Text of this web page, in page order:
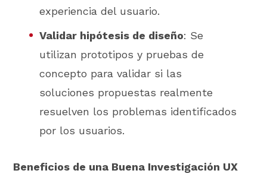
experiencia del usuario.
Validar hipótesis de diseño: Se
utilizan prototipos y pruebas de
concepto para validar si las
soluciones propuestas realmente
resuelven los problemas identificados
por los usuarios.
Beneficios de una Buena Investigación UX